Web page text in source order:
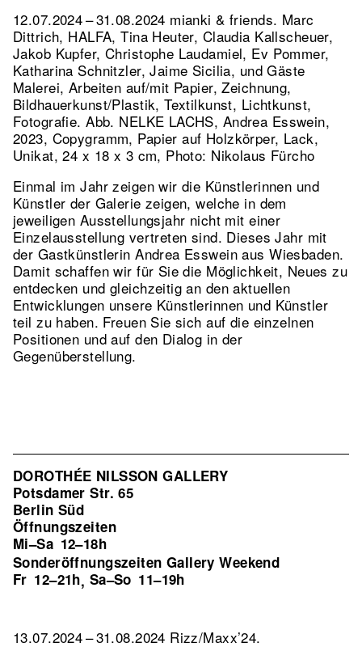
12.07.2024 – 31.08.2024 mianki & friends. Marc
Dittrich, HALFA, Tina Heuter, Claudia Kallscheuer,
Jakob Kupfer, Christophe Laudamiel, Ev Pommer,
Katharina Schnitzler, Jaime Sicilia, und Gäste
Malerei, Arbeiten auf/mit Papier, Zeichnung,
Bildhauerkunst/Plastik, Textilkunst, Lichtkunst,
Fotografie.Abb. NELKE LACHS, Andrea Esswein,
2023, Copygramm, Papier auf Holzkörper, Lack,
Unikat, 24 x 18 x 3 cm, Photo: Nikolaus Fürcho
Einmal im Jahr zeigen wir die Künstlerinnen und
Künstler der Galerie zeigen, welche in dem
jeweiligen Ausstellungsjahr nicht mit einer
Einzelausstellung vertreten sind. Dieses Jahr mit
der Gastkünstlerin Andrea Esswein aus Wiesbaden.
Damit schaffen wir für Sie die Möglichkeit, Neues zu
entdecken und gleichzeitig an den aktuellen
Entwicklungen unsere Künstlerinnen und Künstler
teil zu haben. Freuen Sie sich auf die einzelnen
Positionen und auf den Dialog in der
Gegenüberstellung.
DOROTHÉE NILSSON GALLERY
Potsdamer Str. 65
Berlin Süd
Öffnungszeiten
Mi–Sa 12–18h
Sonderöffnungszeiten Gallery Weekend
Fr 12–21h, Sa–So 11–19h
13.07.2024 – 31.08.2024 Rizz/Maxx’24.